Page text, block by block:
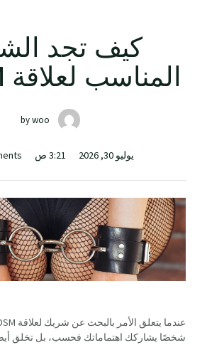
كيف تجد
المناسب لعلاقة BDSM?
bywoo
يوليو 30, 2026 3:21 ص
شخصًا يشاركك اهتماماتك فحسب، بل تخلق